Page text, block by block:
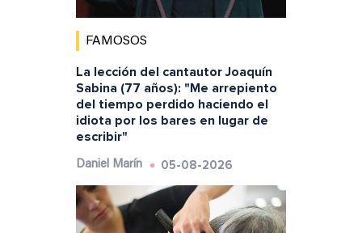
FAMOSOS
La lección del cantautor Joaquín
Sabina (77 años): "Me arrepiento
del tiempo perdido haciendo el
idiota por los bares en lugar de
escribir"
Daniel Marín 05-08-2026